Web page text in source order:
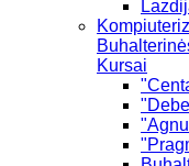
Kursai